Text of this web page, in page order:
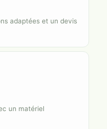
adaptées et un devis
un matériel